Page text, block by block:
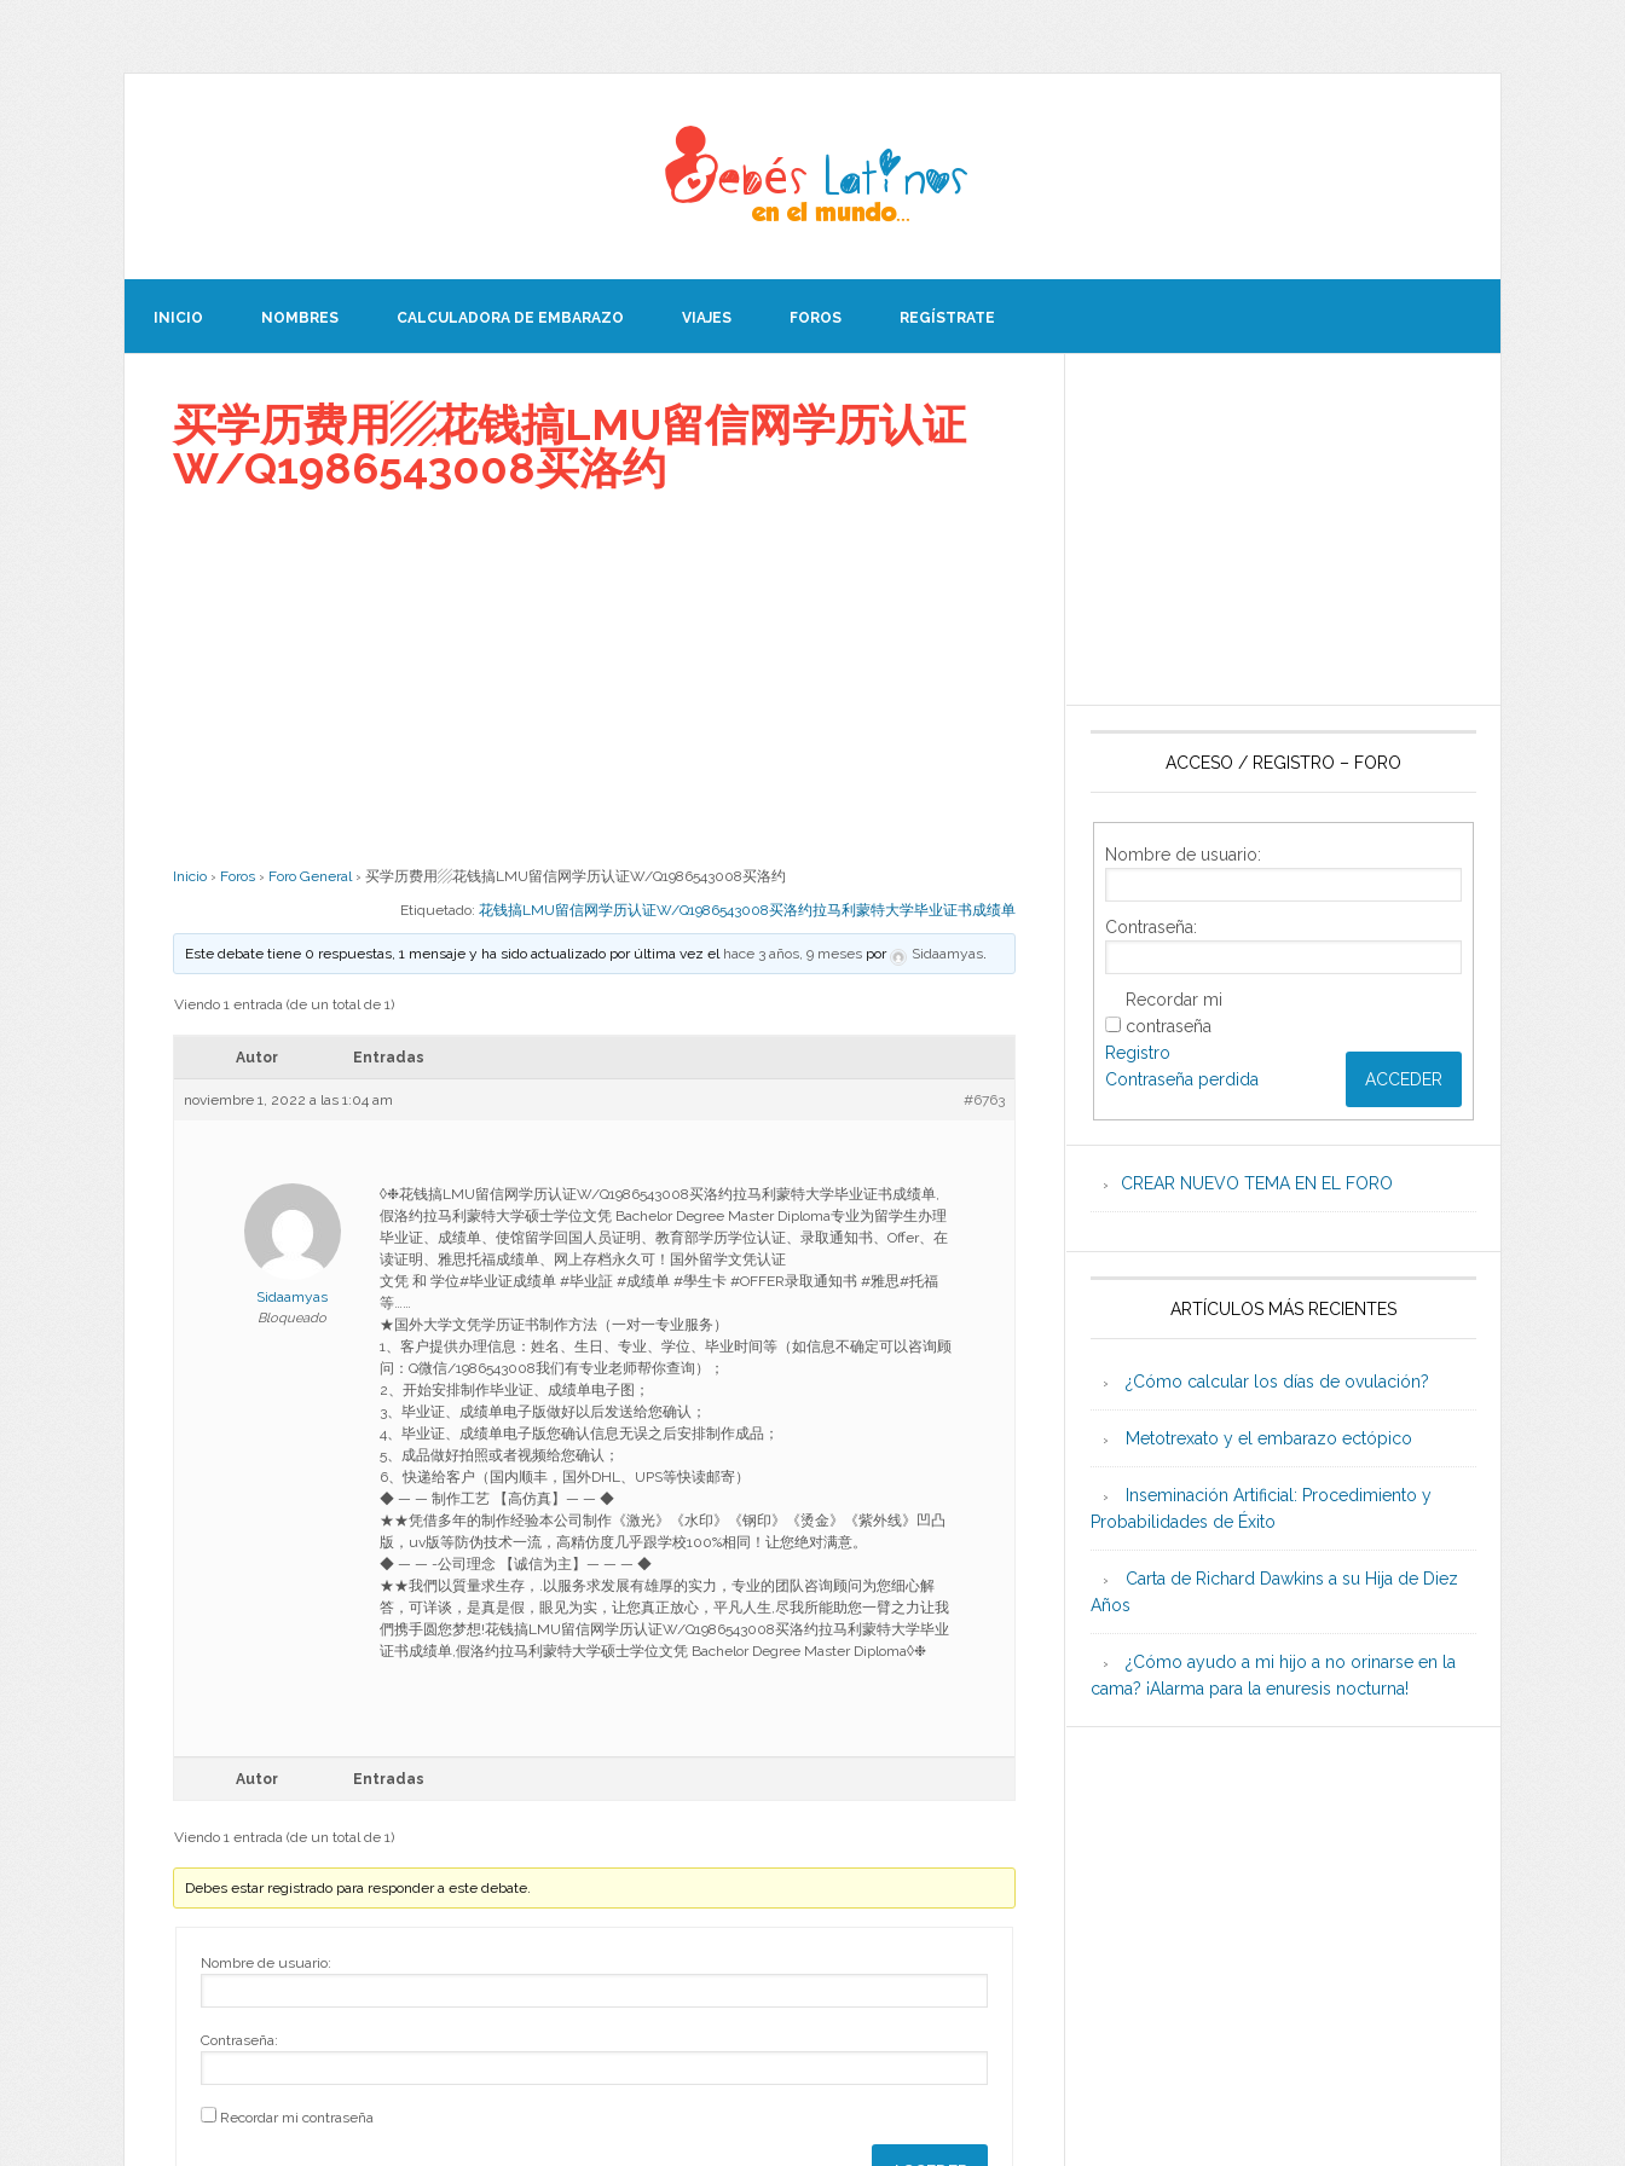
INICIO NOMBRES CALCULADORA DE EMBARAZO VIAJES FOROS REGÍSTRATE
买学历费用▨花钱搞LMU留信网学历认证
W/Q1986543008买洛约
Inicio › Foros › Foro General › 买学历费用▨花钱搞LMU留信网学历认证W/Q1986543008买洛约
Etiquetado: 花钱搞LMU留信网学历认证W/Q1986543008买洛约拉马利蒙特大学毕业证书成绩单
Este debate tiene 0 respuestas, 1 mensaje y ha sido actualizado por última vez el hace 3 años, 9 meses por Sidaamyas.
Viendo 1 entrada (de un total de 1)
Autor Entradas
noviembre 1, 2022 a las 1:04 am #6763
Sidaamyas
Bloqueado
◊❉花钱搞LMU留信网学历认证W/Q1986543008买洛约拉马利蒙特大学毕业证书成绩单,
假洛约拉马利蒙特大学硕士学位文凭 Bachelor Degree Master Diploma专业为留学生办理
毕业证、成绩单、使馆留学回国人员证明、教育部学历学位认证、录取通知书、Offer、在
读证明、雅思托福成绩单、网上存档永久可！国外留学文凭认证
文凭 和 学位#毕业证成绩单 #毕业証 #成绩单 #學生卡 #OFFER录取通知书 #雅思#托福
等……
★国外大学文凭学历证书制作方法（一对一专业服务）
1、客户提供办理信息：姓名、生日、专业、学位、毕业时间等（如信息不确定可以咨询顾
问：Q微信/1986543008我们有专业老师帮你查询）；
2、开始安排制作毕业证、成绩单电子图；
3、毕业证、成绩单电子版做好以后发送给您确认；
4、毕业证、成绩单电子版您确认信息无误之后安排制作成品；
5、成品做好拍照或者视频给您确认；
6、快递给客户（国内顺丰，国外DHL、UPS等快读邮寄）
◆ — — 制作工艺 【高仿真】— — ◆
★★凭借多年的制作经验本公司制作《激光》《水印》《钢印》《烫金》《紫外线》凹凸
版，uv版等防伪技术一流，高精仿度几乎跟学校100%相同！让您绝对满意。
◆ — — -公司理念 【诚信为主】— — — ◆
★★我們以質量求生存，.以服务求发展有雄厚的实力，专业的团队咨询顾问为您细心解
答，可详谈，是真是假，眼见为实，让您真正放心，平凡人生,尽我所能助您一臂之力让我
們携手圆您梦想!花钱搞LMU留信网学历认证W/Q1986543008买洛约拉马利蒙特大学毕业
证书成绩单,假洛约拉马利蒙特大学硕士学位文凭 Bachelor Degree Master Diploma◊❉
Autor Entradas
Viendo 1 entrada (de un total de 1)
Debes estar registrado para responder a este debate.
Nombre de usuario:
Contraseña:
Recordar mi contraseña
ACCESO / REGISTRO – FORO
Nombre de usuario:
Contraseña:
Recordar mi
contraseña
ACCEDER
Registro
Contraseña perdida
CREAR NUEVO TEMA EN EL FORO
ARTÍCULOS MÁS RECIENTES
¿Cómo calcular los días de ovulación?
Metotrexato y el embarazo ectópico
Inseminación Artificial: Procedimiento y
Probabilidades de Éxito
Carta de Richard Dawkins a su Hija de Diez
Años
¿Cómo ayudo a mi hijo a no orinarse en la
cama? ¡Alarma para la enuresis nocturna!